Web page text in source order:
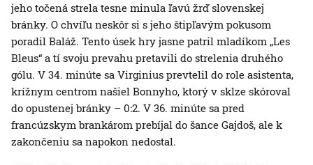
jeho točená strela tesne minula ľavú žrď slovenskej
bránky. O chvíľu neskôr si s jeho štipľavým pokusom
poradil Baláž. Tento úsek hry jasne patril mladíkom „Les
Bleus“ a tí svoju prevahu pretavili do strelenia druhého
gólu. V 34. minúte sa Virginius prevtelil do role asistenta,
krížnym centrom našiel Bonnyho, ktorý v sklze skóroval
do opustenej bránky – 0:2. V 36. minúte sa pred
francúzskym brankárom prebíjal do šance Gajdoš, ale k
zakončeniu sa napokon nedostal.